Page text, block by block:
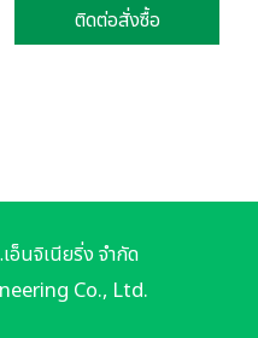
ติดต่อสั่งซื้อ
อ็นจิเนียริ่ง จำกัด
Co., Ltd.